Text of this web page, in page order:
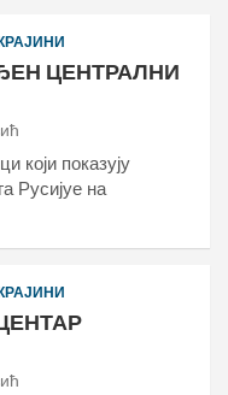
ЦЕНТРАЛНИ
који показују
Русијуе на